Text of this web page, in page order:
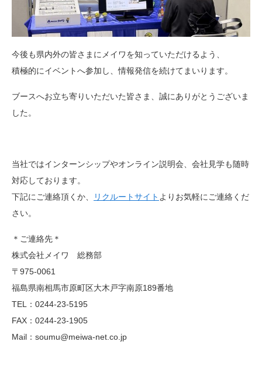
今後も県内外の皆さまにメイワを知っていただけるよう、
積極的にイベントへ参加し、情報発信を続けてまいります。
ブースへお立ち寄りいただいた皆さま、誠にありがとうございま
した。
当社ではインターンシップやオンライン説明会、会社見学も随時
対応しております。
下記にご連絡頂くか、
リクルートサイト よりお気軽にご連絡くだ
さい。
＊ご連絡先＊
株式会社メイワ 総務部
〒975-0061
福島県南相馬市原町区大木戸字南原189番地
TEL：0244-23-5195
FAX：0244-23-1905
Mail：soumu@meiwa-net.co.jp